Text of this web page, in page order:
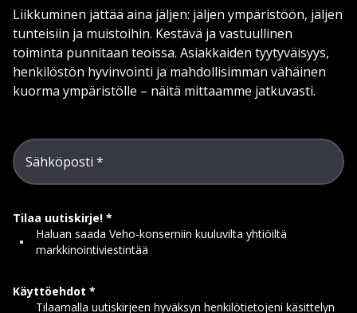
Liikkuminen jättää aina jäljen: jäljen ympäristöön, jäljen
tunteisiin ja muistoihin. Kestävä ja vastuullinen
toiminta punnitaan teoissa. Asiakkaiden tyytyväisyys,
henkilöstön hyvinvointi ja mahdollisimman vähäinen
kuorma ympäristölle – näitä mittaamme jatkuvasti.
Sähköposti
Tilaa uutiskirje!
Haluan saada Veho-konserniin kuuluvilta yhtiöiltä
markkinointiviestintää
Käyttöehdot
Tilaamalla uutiskirjeen hyväksyn henkilötietojeni käsittelyn